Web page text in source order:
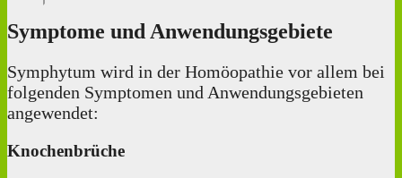
Symptome und Anwendungsgebiete
Symphytum wird in der Homöopathie vor allem bei
folgenden Symptomen und Anwendungsgebieten
angewendet:
Knochenbrüche